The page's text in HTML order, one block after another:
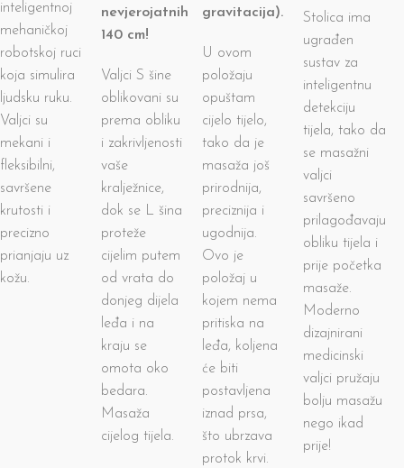
inteligentnoj
mehaničkoj
robotskoj ruci
koja simulira
ljudsku ruku.
Valjci su
mekani i
fleksibilni,
savršene
krutosti i
precizno
prianjaju uz
kožu.
nevjerojatnih
140 cm!
Valjci S šine
oblikovani su
prema obliku
i zakrivljenosti
vaše
kralježnice,
dok se L šina
proteže
cijelim putem
od vrata do
donjeg dijela
leđa i na
kraju se
omota oko
bedara.
Masaža
cijelog tijela.
gravitacija).
U ovom
položaju
opuštam
cijelo tijelo,
tako da je
masaža još
prirodnija,
preciznija i
ugodnija.
Ovo je
položaj u
kojem nema
pritiska na
leđa, koljena
će biti
postavljena
iznad prsa,
što ubrzava
protok krvi.
Stolica ima
ugrađen
sustav za
inteligentnu
detekciju
tijela, tako da
se masažni
valjci
savršeno
prilagođavaju
obliku tijela i
prije početka
masaže.
Moderno
dizajnirani
medicinski
valjci pružaju
bolju masažu
nego ikad
prije!